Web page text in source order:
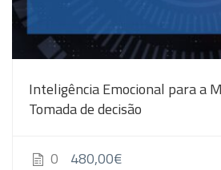
Inteligência Emocional para a
Tomada de decisão
0 480,00€